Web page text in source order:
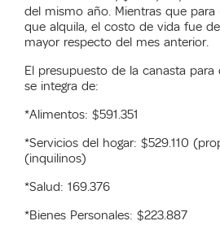
del mismo año. Mientras que para
que alquila, el costo de vida fue de
mayor respecto del mes anterior.
El presupuesto de la canasta
se integra de:
*Alimentos: $591.351
*Servicios del hogar: $529.110
(inquilinos)
*Salud: 169.376
*Bienes Personales: $223.887